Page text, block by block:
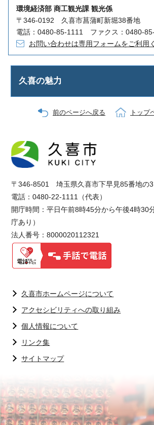
環境経済部 商工観光課 観光係
〒346-0192 久喜市菖蒲町新堀38番地
電話：0480-85-1111 ファクス：0480-
お問い合わせは専用フォームをご利用
久喜の魅力
前のページへ戻る トップ
〒346-8501 埼玉県久喜市下早見85番地の3
電話：0480-22-1111（代表）
開庁時間：平日午前8時45分から午後4時30
庁あり）
法人番号：8000020112321
久喜市ホームページについて
アクセシビリティへの取り組み
個人情報について
リンク集
サイトマップ